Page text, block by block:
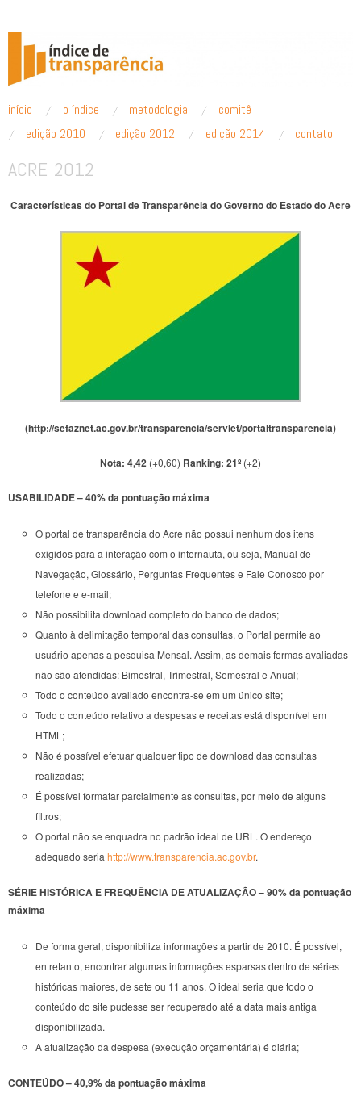
ÍNDICE DE TRANSPARÊNCIA
Menu principal
pular para o conteúdo
início o índice metodologia
comitê
edição 2010
edição 2012 edição 2014 contato
ACRE 2012
Características do Portal de Transparência do Governo do Estado do Acre
(http://sefaznet.ac.gov.br/transparencia/servlet/portaltransparencia)
Nota: 4,42 (+0,60) Ranking: 21º (+2)
USABILIDADE – 40% da pontuação máxima
O portal de transparência do Acre não possui nenhum dos itens
exigidos para a interação com o internauta, ou seja, Manual de
Navegação, Glossário, Perguntas Frequentes e Fale Conosco por
telefone e e-mail;
Não possibilita download completo do banco de dados;
Quanto à delimitação temporal das consultas, o Portal permite ao
usuário apenas a pesquisa Mensal. Assim, as demais formas avaliadas
não são atendidas: Bimestral, Trimestral, Semestral e Anual;
Todo o conteúdo avaliado encontra-se em um único site;
Todo o conteúdo relativo a despesas e receitas está disponível em
HTML;
Não é possível efetuar qualquer tipo de download das consultas
realizadas;
É possível formatar parcialmente as consultas, por meio de alguns
filtros;
O portal não se enquadra no padrão ideal de URL. O endereço
adequado seria http://www.transparencia.ac.gov.br.
SÉRIE HISTÓRICA E FREQUÊNCIA DE ATUALIZAÇÃO – 90% da pontuação
máxima
De forma geral, disponibiliza informações a partir de 2010. É possível,
entretanto, encontrar algumas informações esparsas dentro de séries
históricas maiores, de sete ou 11 anos. O ideal seria que todo o
conteúdo do site pudesse ser recuperado até a data mais antiga
disponibilizada.
A atualização da despesa (execução orçamentária) é diária;
CONTEÚDO – 40,9% da pontuação máxima